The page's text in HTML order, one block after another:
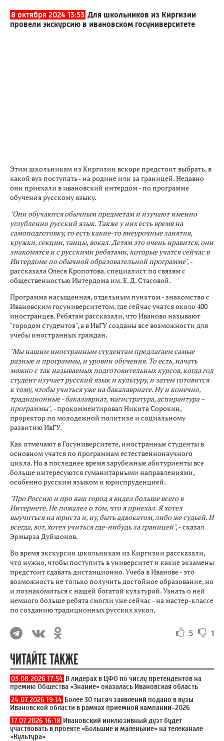
8 октября 2024 13:53 Для школьников из Киргизии
провели экскурсию в ивановском госуниверситете
Этим школьникам из Киргизии вскоре предстоит выбрать, в
какой вуз поступать - на родине или за границей. Недавно
они приехали в ивановский интердом - по программе
обучения русскому языку.
"Они обучаются обычным предметам и изучают именно
углубленно русский язык. Также у них есть время на
самоподготовку, то есть какие-то внеурочные занятия,
кружки, секции, танцы, вокал. Детям это очень нравится, они
знакомятся и с русскими ребятами, которые учатся сейчас в
Интердоме по обычной образовательной программе", -
рассказала Олеся Кропотова, специалист по связям с
общественностью Интердома им. Е. Д. Стасовой.
Программа насыщенная, отдельным пунктом - знакомство с
Ивановским госуниверситетом, где сейчас учатся около 400
иностранцев. Ребятам рассказали, что Иваново называют
"городом студентов", а в ИвГУ созданы все возможности для
учебы иностранных граждан.
"Мы нашим иностранным студентам предлагаем самые
разные и программы, и уровни обучения. То есть, начать
можно с так называемых подготовительных курсов, когда год
студент изучает русский язык и культуру, и затем готовится
к тому, чтобы учиться уже на бакалавриате. Ну и конечно,
традиционные - бакалавриат, магистратура, аспирантура –
программы", - прокомментировал Никита Сорокин,
проректор по молодежной политике и социальному
развитию ИвГУ.
Как отмечают в Госуниверситете, иностранные студенты в
основном учатся по программам естественнонаучного
цикла. Но в последнее время зарубежные абитуриенты все
больше интересуются гуманитарными направлениями,
особенно русским языком и юриспруденцией.
"Про Россию и про ваш город я видел больше всего в
Интернете. Не пожалел о том, что я приехал. Я хотел
выучиться на юриста и, ну, быть адвокатом, либо же судьей. И
всегда, вот, хотел учиться где-нибудь за границей", - сказал
Эрмырза Дуйшонов.
Во время экскурсии школьникам из Киргизии рассказали,
что нужно, чтобы поступить в университет и какие экзамены
предстоит сдавать дистанционно. Учеба в Иванове - это
возможность не только получить достойное образование, но
и познакомиться с нашей богатой культурой. Узнать о ней
немного больше ребята смогли уже сейчас - на мастер-классе
по созданию традиционных русских кукол.
5 1
ЧИТАЙТЕ ТАКЖЕ
03.08.2026 17:54 В лидерах в ЦФО по числу претендентов на
премию Общества «Знание» оказалась Ивановская область
24.07.2026 19:14 Более 30 тысяч заявлений подано в вузы
Ивановской области в рамках приемной кампании-2026
17.07.2026 16:18 Ивановский инклюзивный дуэт будет
участвовать в проекте «Большие и маленькие» на телеканале
«Культура»